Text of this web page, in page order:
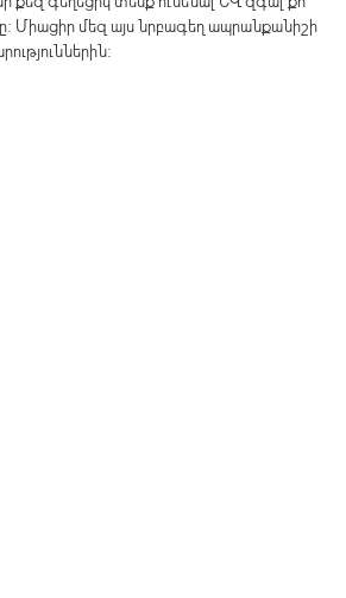
Միացիր մեզ այս նրբագեղ ապրանքանիշի